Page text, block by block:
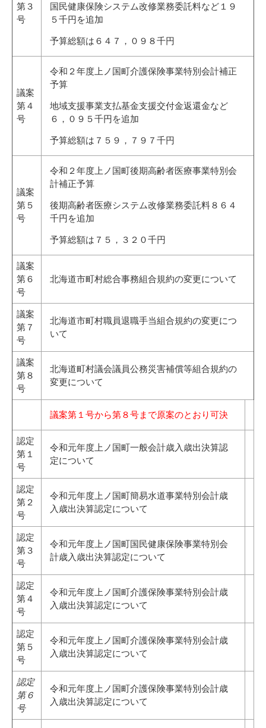
第３
号
国民健康保険システム改修業務委託料など１９
５千円を追加
予算総額は６４７，０９８千円
議案
第４
号
令和２年度上ノ国町介護保険事業特別会計補正
予算
地域支援事業支払基金支援交付金返還金など
６，０９５千円を追加
予算総額は７５９，７９７千円
議案
第５
号
令和２年度上ノ国町後期高齢者医療事業特別会
計補正予算
後期高齢者医療システム改修業務委託料８６４
千円を追加
予算総額は７５，３２０千円
議案
第６
号
北海道市町村総合事務組合規約の変更について
議案
第７
号
北海道市町村職員退職手当組合規約の変更につ
いて
議案
第８
号
北海道町村議会議員公務災害補償等組合規約の
変更について
議案第１号から第８号まで原案のとおり可決
認定
第１
号
令和元年度上ノ国町一般会計歳入歳出決算認
定について
認定
第２
号
令和元年度上ノ国町簡易水道事業特別会計歳
入歳出決算認定について
認定
第３
号
令和元年度上ノ国町国民健康保険事業特別会
計歳入歳出決算認定について
認定
第４
号
令和元年度上ノ国町介護保険事業特別会計歳
入歳出決算認定について
認定
第５
号
令和元年度上ノ国町介護保険事業特別会計歳
入歳出決算認定について
認定
第６
号
令和元年度上ノ国町介護保険事業特別会計歳
入歳出決算認定について